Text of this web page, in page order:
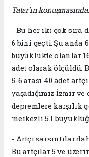
Tatar'ın
- Bu her iki çok sıra
6 bini geçti. Şu anda
büyüklükte olanlar
adet olarak ölçüldü.
5-6 arası 40 adet
yaşadığımız İzmir
depremlere karşılık
merkezli 5.1
- Artçı sarsıntılar
Bu artçılar 5 ve